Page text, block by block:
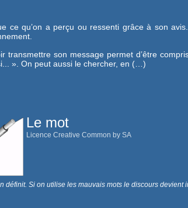
ce qu’on a perçu ou ressenti grâce à son
transmettre son message permet d’être
». On peut aussi le chercher, en (…)
Le mot
Licence Creative Common by SA
définit. Si on utilise les mauvais mots le discours devient